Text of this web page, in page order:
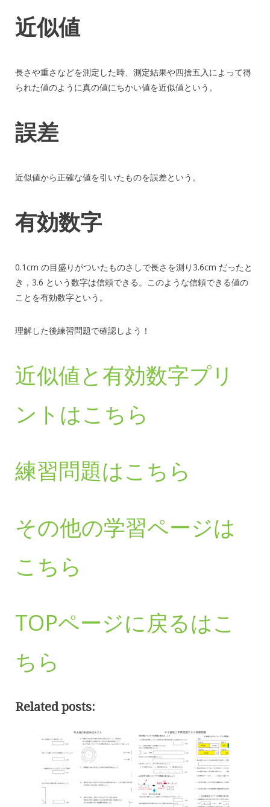
近似値
長さや重さなどを測定した時、測定結果や四捨五入によって得
られた値のように真の値にちかい値を近似値という。
誤差
近似値から正確な値を引いたものを誤差という。
有効数字
0.1cm の目盛りがついたものさしで長さを測り3.6cm だったと
き，3.6 という数字は信頼できる。このような信頼できる値の
ことを有効数字という。
理解した後練習問題で確認しよう！
近似値と有効数字プリ
ントはこちら
練習問題はこちら
その他の学習ページは
こちら
TOPページに戻るはこ
ちら
Related posts: